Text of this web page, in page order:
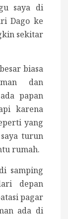
saya di
Dago ke
sekitar
biasa
dan
papan
karena
yang
turun
rumah.
samping
depan
pagar
ada di